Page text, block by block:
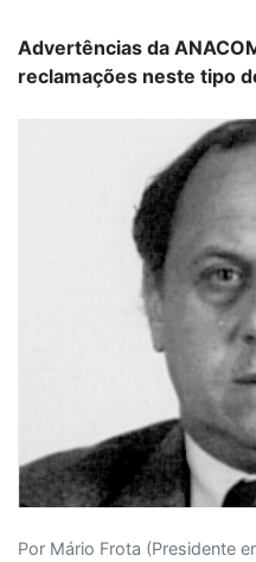
Advertências da
reclamações neste tipo
Por Mário Frota (Presidente